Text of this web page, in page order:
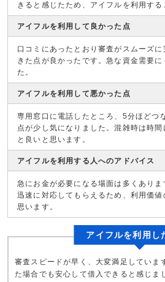
きると感じたため、アイフルを利用する
アイフルを利用して良かった点
口コミにあったとおり審査がスムーズ
きた点が良かったです。急な資金需要
た。
アイフルを利用して悪かった点
専用窓口に電話したところ、5分ほどつ
点が少し気になりました。混雑時は時
と良いと思います。
アイフルを利用する人へのアドバイス
急にお金が必要になる場面は多くあり
迅速に対応してもらえるため、利用価値
思います。
アイフルを利用し
審査スピードが早く、大変満足していま
た場合でも安心して借入できると感じま